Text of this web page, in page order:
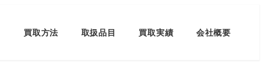
買取方法 取扱品目 買取実績 会社概要